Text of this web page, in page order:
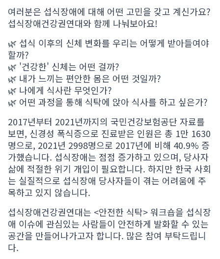
여러분은 섭식장애에 대해 어떤 고민을 갖고 계신가요?
섭식장애건강권연대와 함께 나눠보아요!
🌿 섭식 이후의 신체 변화를 우리는 어떻게 받아들여야
할까?
🌿 '건강한' 신체는 어떤 걸까?
🌿 내가 느끼는 편안한 몸은 어떤 것일까?
🌿 나에게 식사란 무엇인가?
🌿 어떤 과정을 통해 식탁에 앉아 식사를 하고 싶은가?
2017년부터 2021년까지의 국민건강보험공단 자료를
보면, 신경성 폭식증으로 진료받은 인원은 총 1만 1630
명으로, 2021년 2998명으로 2017년에 비해 40.9% 증
가했습니다. 섭식장애는 점점 증가하고 있으며, 당사자
삶에 적절한 위기 개입이 필요합니다. 하지만 한국 사회
는 실질적으로 섭식장애 당사자들이 겪는 어려움에 주
목하고 있지 않습니다.
섭식장애건강권연대는 <안전한 식탁> 워크숍을 섭식장
애 이슈에 관심있는 사람들이 안전하게 발화할 수 있는
공간을 만들어나가고자 합니다. 많은 참여 부탁드립니
다.